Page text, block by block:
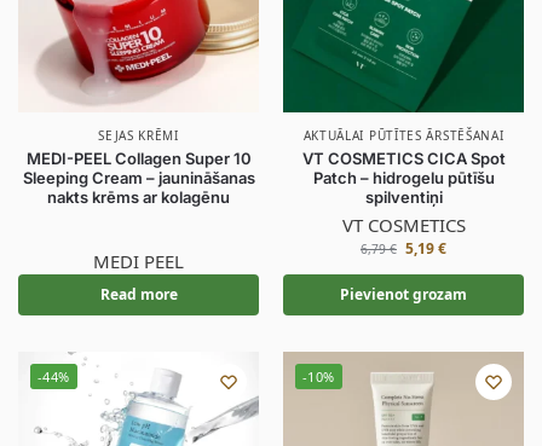
SEJAS KRĒMI
MEDI-PEEL Collagen Super 10
Sleeping Cream – jaunināšanas
nakts krēms ar kolagēnu
MEDI PEEL
Read more
AKTUĀLAI PŪTĪTES ĀRSTĒŠANAI
VT COSMETICS CICA Spot
Patch – hidrogelu pūtīšu
spilventiņi
VT COSMETICS
6,79€ 5,19€
Pievienot grozam
-44% -10%